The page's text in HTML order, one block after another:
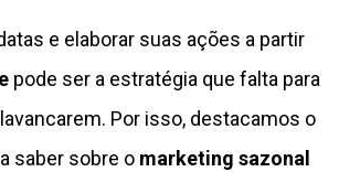
e elaborar suas ações a partir
pode ser a estratégia que falta para
Por isso, destacamos o
saber sobre o marketing sazonal